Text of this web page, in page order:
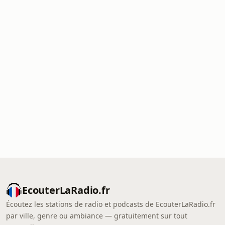
EcouterLaRadio.fr
Écoutez les stations de radio et podcasts de EcouterLaRadio.fr
par ville, genre ou ambiance — gratuitement sur tout